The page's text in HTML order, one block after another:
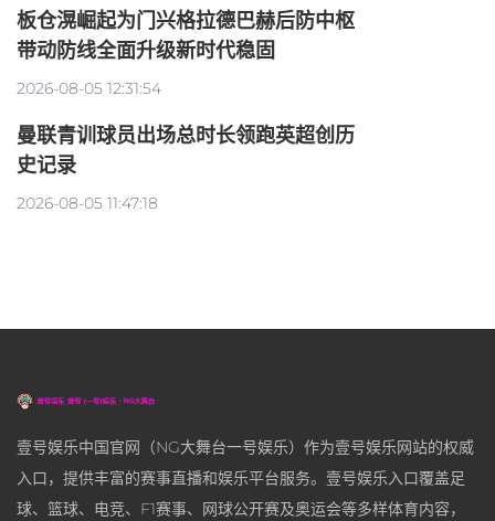
板仓滉崛起为门兴格拉德巴赫后防中枢
带动防线全面升级新时代稳固
2026-08-05 12:31:54
曼联青训球员出场总时长领跑英超创历
史记录
2026-08-05 11:47:18
壹号娱乐中国官网（NG大舞台一号娱乐）作为壹号娱乐网站的权威
入口，提供丰富的赛事直播和娱乐平台服务。壹号娱乐入口覆盖足
球、篮球、电竞、F1赛事、网球公开赛及奥运会等多样体育内容，